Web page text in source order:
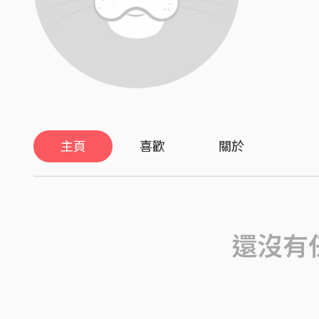
主頁 喜歡 關於
還沒有